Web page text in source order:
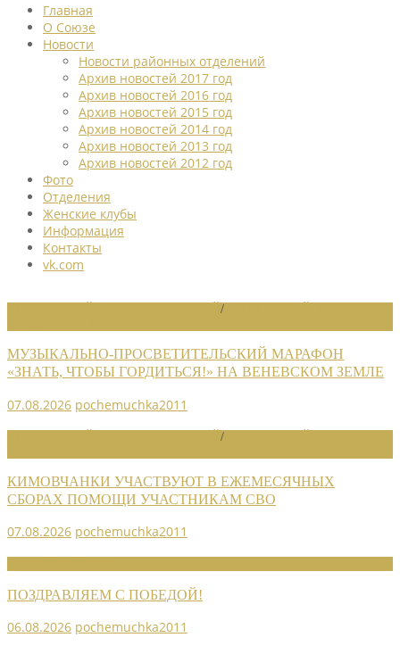
Главная
О Союзе
Новости
Новости районных отделений
Архив новостей 2017 год
Архив новостей 2016 год
Архив новостей 2015 год
Архив новостей 2014 год
Архив новостей 2013 год
Архив новостей 2012 год
Фото
Отделения
Женские клубы
Информация
Контакты
vk.com
/
МУЗЫКАЛЬНО-ПРОСВЕТИТЕЛЬСКИЙ МАРАФОН
«ЗНАТЬ, ЧТОБЫ ГОРДИТЬСЯ!» НА ВЕНЕВСКОМ ЗЕМЛЕ
07.08.2026 pochemuchka2011
/
КИМОВЧАНКИ УЧАСТВУЮТ В ЕЖЕМЕСЯЧНЫХ
СБОРАХ ПОМОЩИ УЧАСТНИКАМ СВО
07.08.2026 pochemuchka2011
ПОЗДРАВЛЯЕМ С ПОБЕДОЙ!
06.08.2026 pochemuchka2011